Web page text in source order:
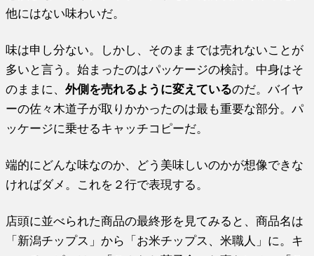
他にはない味わいだ。
味は申し分ない。しかし、そのままでは売れないことが
多いと言う。始まったのはパッケージの検討。中身はそ
のままに、外側を売れるように変えているのだ。バイヤ
ーの佐々木道子が取りかかったのは最も重要な部分。パ
ッケージに乗せるキャッチコピーだ。
端的にどんな味なのか、どう美味しいのかが想像できな
ければダメ。これを２行で表現する。
店頭に並べられた商品の最終形を見てみると、商品名は
「新潟チップス」から「お米チップス、米職人」に。キ